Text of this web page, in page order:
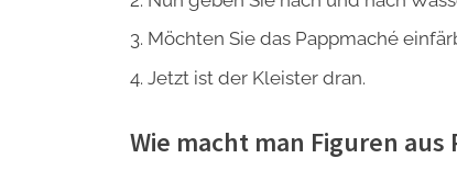
Möchten Sie das Pappmaché
Jetzt ist der Kleister dran.
Wie macht man Figuren aus